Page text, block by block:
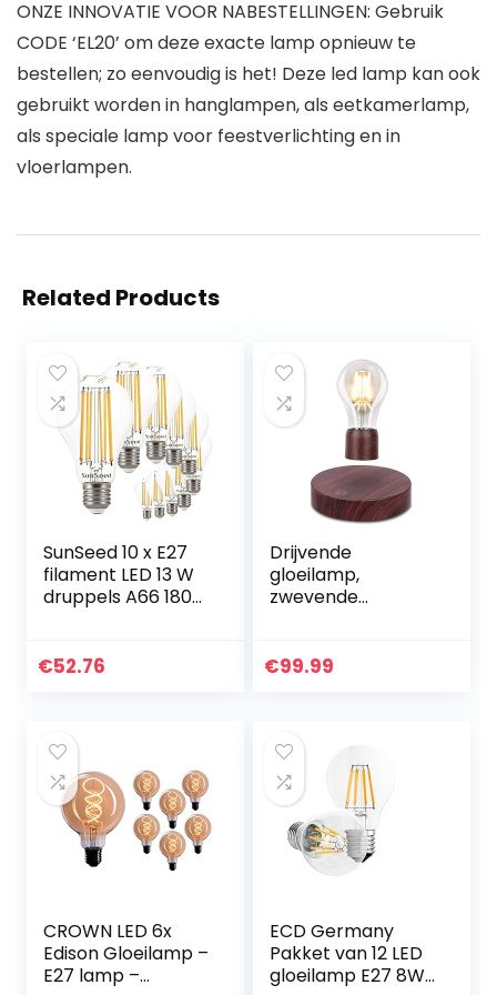
ONZE INNOVATIE VOOR NABESTELLINGEN: Gebruik
CODE ‘EL20’ om deze exacte lamp opnieuw te
bestellen; zo eenvoudig is het! Deze led lamp kan ook
gebruikt worden in hanglampen, als eetkamerlamp,
als speciale lamp voor feestverlichting en in
vloerlampen.
Related Products
SunSeed 10 x E27
filament LED 13 W
druppels A66 1800
€52.76
Drijvende
gloeilamp,
zwevende
Magnetische
€99.99
CROWN LED 6x
Edison Gloeilamp –
E27 lamp –
ECD Germany
Pakket van 12 LED
gloeilamp E27 8W